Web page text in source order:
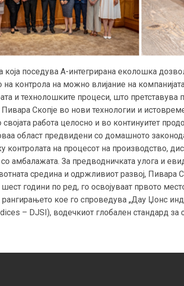
која поседува А-интегрирана еколошка
на контрола на можно влијание на
и технолошките процеси, што претставува
Скопје во нови технологии и
својата работа целосно и во континуитет
област предвидени со домашното
контролата на процесот на производство,
амбалажата. За предводничката улога и
средина и одржливиот развој, Пивара
години по ред, го освојуваат првото
рангирањето кое го спроведува „Дау Џонс
– DJSI), водечкиот глобален стандард за